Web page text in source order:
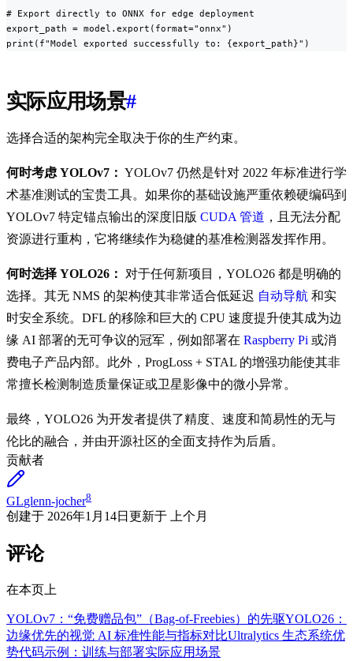
# Export directly to ONNX for edge deployment
export_path = model.export(format="onnx")
print(f"Model exported successfully to: {export_path}")
实际应用场景#
选择合适的架构完全取决于你的生产约束。
何时考虑 YOLOv7： YOLOv7 仍然是针对 2022 年标准进行学
术基准测试的宝贵工具。如果你的基础设施严重依赖硬编码到
YOLOv7 特定锚点输出的深度旧版 CUDA 管道 ，且无法分配
资源进行重构，它将继续作为稳健的基准检测器发挥作用。
何时选择 YOLO26：
对于任何新项目，YOLO26 都是明确的
选择。其无 NMS 的架构使其非常适合低延迟 自动导航 和实
时安全系统。DFL 的移除和巨大的 CPU 速度提升使其成为边
缘 AI 部署的无可争议的冠军，例如部署在 Raspberry Pi 或消
费电子产品内部。此外，ProgLoss + STAL 的增强功能使其非
常擅长检测制造质量保证或卫星影像中的微小异常。
最终，YOLO26 为开发者提供了精度、速度和简易性的无与
伦比的融合，并由开源社区的全面支持作为后盾。
贡献者
GLglenn-jocher8
创建于 2026年1月14日 更新于 上个月
评论
在本页上
YOLOv7：“免费赠品包”（Bag-of-Freebies）的先驱YOLO26：
边缘优先的视觉 AI 标准性能与指标对比Ultralytics 生态系统优
势代码示例：训练与部署实际应用场景